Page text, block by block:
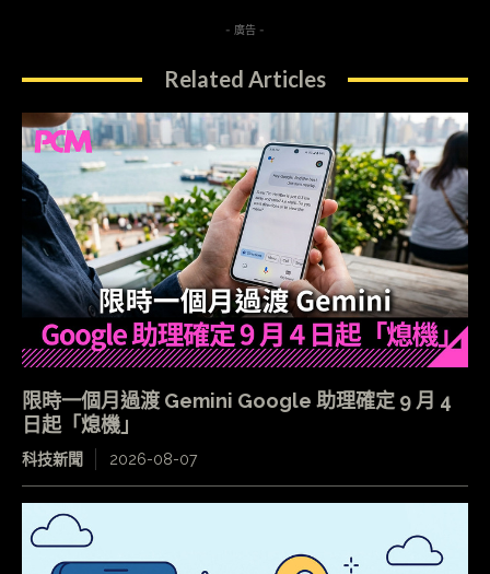
- 廣告 -
Related Articles
限時一個月過渡 Gemini Google 助理確定 9 月 4
日起「熄機」
科技新聞 2026-08-07